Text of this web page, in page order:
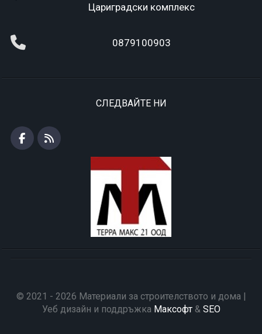
Цариградски комплекс
0879100903
СЛЕДВАЙТЕ НИ
© 2021 - 2026 Материали за строителството и дома |
Уеб дизайн и поддръжка Максофт& SEO